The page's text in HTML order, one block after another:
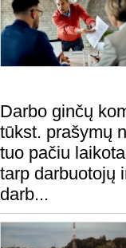
Darbo ginčų
tūkst. prašymų
tuo pačiu
tarp darbuotojų
darb...